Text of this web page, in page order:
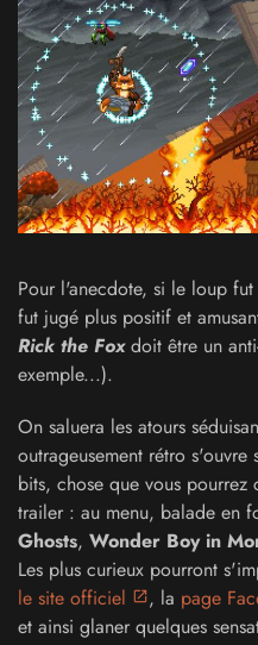
Pour l'anecdote, si le loup
fut jugé plus positif et
Rick the Foxdoit être un
exemple...).
On saluera les atours
outrageusement rétro
bits, chose que vous
trailer : au menu, balade en
Ghosts, Wonder Boy in
Les plus curieux pourront
le site officiel
, la page
et ainsi glaner quelques